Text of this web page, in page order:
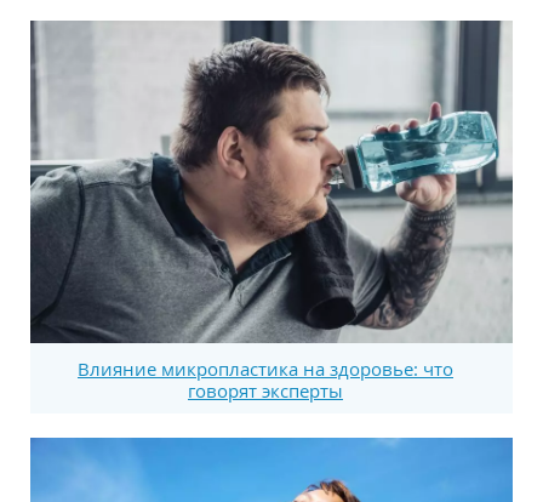
Влияние микропластика на здоровье: что
говорят эксперты